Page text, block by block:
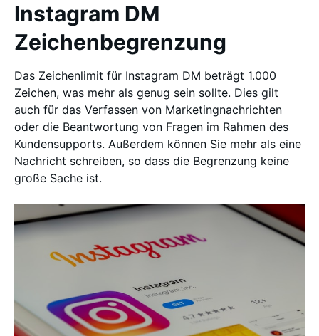
Instagram DM
Zeichenbegrenzung
Das Zeichenlimit für Instagram DM beträgt 1.000
Zeichen, was mehr als genug sein sollte. Dies gilt
auch für das Verfassen von Marketingnachrichten
oder die Beantwortung von Fragen im Rahmen des
Kundensupports. Außerdem können Sie mehr als eine
Nachricht schreiben, so dass die Begrenzung keine
große Sache ist.